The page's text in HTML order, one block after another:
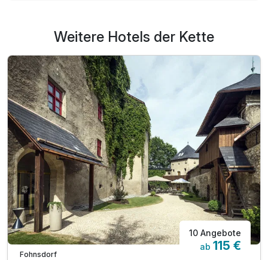
Weitere Hotels der Kette
Fohnsdorf
10 Angebote
ab 115 €